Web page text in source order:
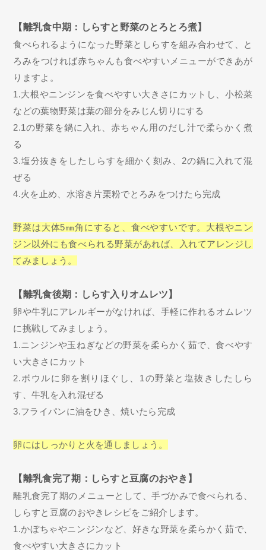
【離乳食中期：しらすと野菜のとろとろ煮】
食べられるようになった野菜としらすを組み合わせて、と
ろみをつければ赤ちゃんも食べやすいメニューができあが
りますよ。
1.大根やニンジンを食べやすい大きさにカットし、小松菜
などの葉物野菜は葉の部分をみじん切りにする
2.1の野菜を鍋に入れ、赤ちゃん用のだし汁で柔らかく煮
る
3.塩分抜きをしたしらすを細かく刻み、2の鍋に入れて混
ぜる
4.火を止め、水溶き片栗粉でとろみをつけたら完成
野菜は大体5㎜角にすると、食べやすいです。大根やニン
ジン以外にも食べられる野菜があれば、入れてアレンジし
てみましょう。
【離乳食後期：しらす入りオムレツ】
卵や牛乳にアレルギーがなければ、手軽に作れるオムレツ
に挑戦してみましょう。
1.ニンジンや玉ねぎなどの野菜を柔らかく茹で、食べやす
い大きさにカット
2.ボウルに卵を割りほぐし、1の野菜と塩抜きしたしら
す、牛乳を入れ混ぜる
3.フライパンに油をひき、焼いたら完成
卵にはしっかりと火を通しましょう。
【離乳食完了期：しらすと豆腐のおやき】
離乳食完了期のメニューとして、手づかみで食べられる、
しらすと豆腐のおやきレシピをご紹介します。
1.かぼちゃやニンジンなど、好きな野菜を柔らかく茹で、
食べやすい大きさにカット